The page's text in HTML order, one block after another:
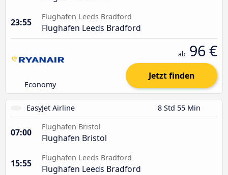
23:55
Flughafen Leeds Bradford
Flughafen Leeds Bradford
Economy
ab 96 €
Jetzt finden
EasyJet Airline 8 Std 55 Min
07:00
Flughafen Bristol
Flughafen Bristol
15:55
Flughafen Leeds Bradford
Flughafen Leeds Bradford